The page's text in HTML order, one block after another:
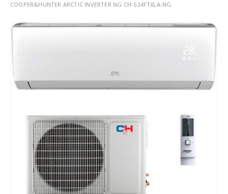
COOPER&HUNTER ARCTIC INVERTER NG CH-S24FTXLA-NG